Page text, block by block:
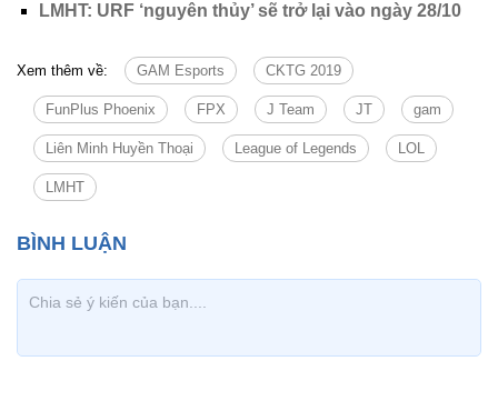
LMHT: URF ‘nguyên thủy’ sẽ trở lại vào ngày 28/10
Xem thêm về: GAM Esports CKTG 2019
FunPlus Phoenix FPX J Team JT gam
Liên Minh Huyền Thoại League of Legends LOL
LMHT